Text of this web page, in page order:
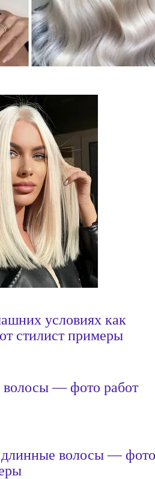
условиях как
стилист примеры
волосы — фото работ
длинные волосы — фото